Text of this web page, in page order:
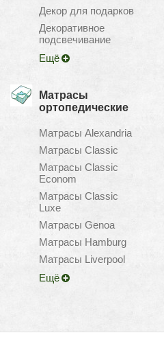
Декор для подарков
Декоративное
подсвечивание
Ещё
Матрасы
ортопедические
Матрасы Alexandria
Матрасы Classic
Матрасы Classic
Econom
Матрасы Classic
Luxe
Матрасы Genoa
Матрасы Hamburg
Матрасы Liverpool
Ещё